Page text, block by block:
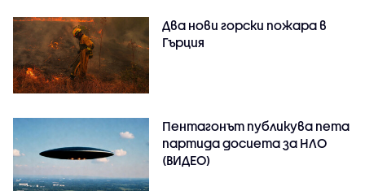
Два нови горски пожара в
Гърция
Пентагонът публикува пета
партида досиета за НЛО
(ВИДЕО)